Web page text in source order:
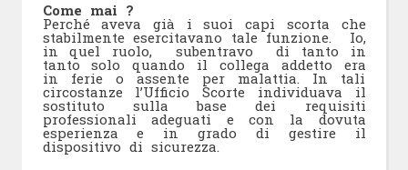
Come mai ?
Perché aveva già i suoi capi scorta che
stabilmente esercitavano tale funzione. Io,
in quel ruolo, subentravo di tanto in
tanto solo quando il collega addetto era
in ferie o assente per malattia. In tali
circostanze l’Ufficio Scorte individuava il
sostituto sulla base dei requisiti
professionali adeguati e con la dovuta
esperienza e in grado di gestire il
dispositivo di sicurezza.